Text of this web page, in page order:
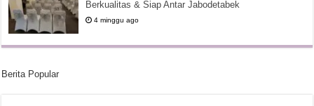
Berkualitas & Siap Antar Jabodetabek
4 minggu ago
Berita Popular